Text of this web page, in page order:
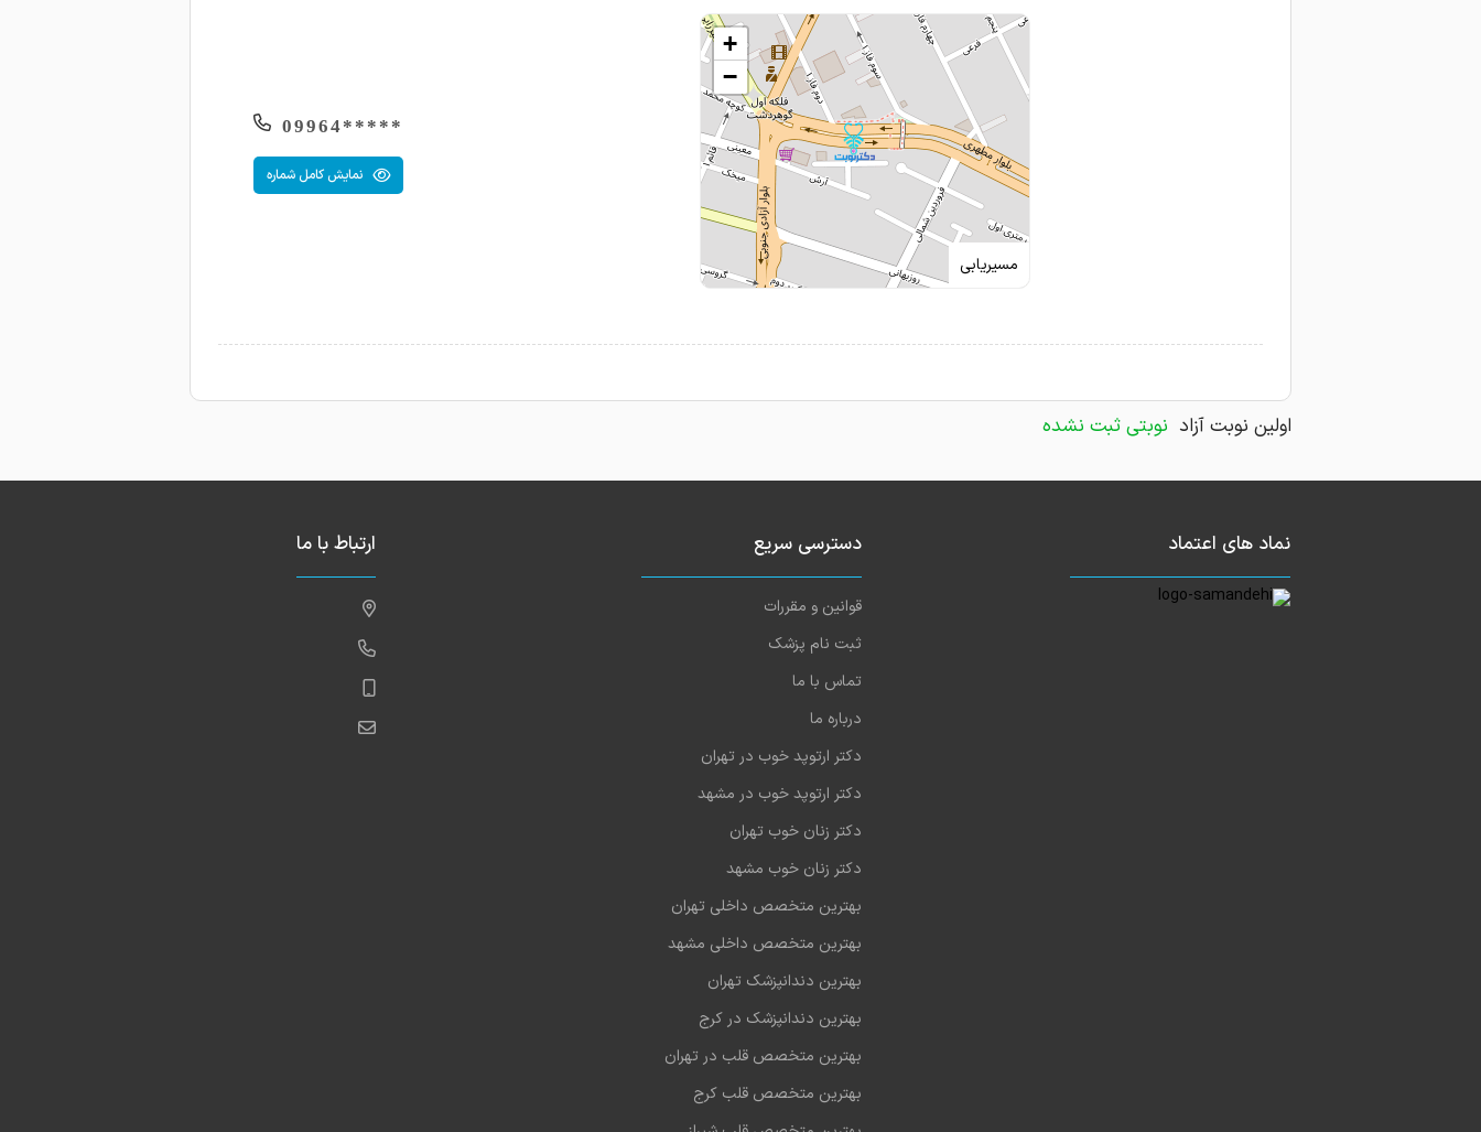
اولین نوبت آزاد نوبتی ثبت نشده
مسیریابی
+
−
*****09964
نمایش کامل شماره
نماد های اعتماد دسترسی سریع
قوانین و مقررات
ثبت نام پزشک
تماس با ما
درباره ما
دکتر ارتوپد خوب در تهران
دکتر ارتوپد خوب در مشهد
دکتر زنان خوب تهران
دکتر زنان خوب مشهد
بهترین متخصص داخلی تهران
بهترین متخصص داخلی مشهد
بهترین دندانپزشک تهران
بهترین دندانپزشک در کرج
بهترین متخصص قلب در تهران
بهترین متخصص قلب کرج
ارتباط با ما